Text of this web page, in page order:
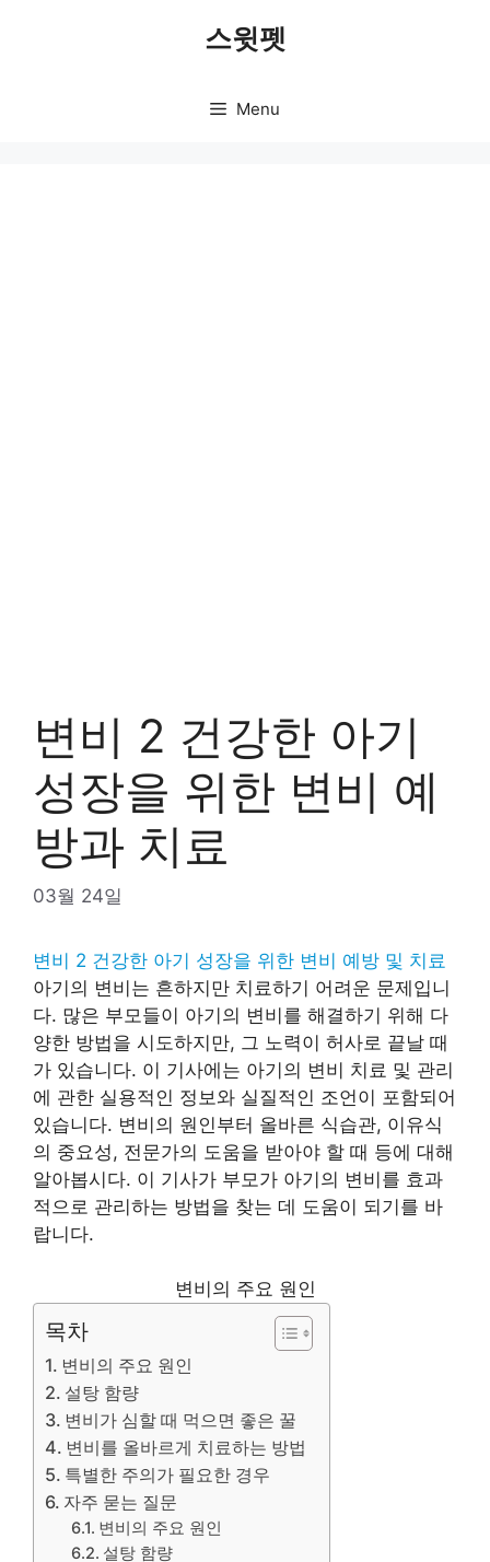
스윗펫
Menu
변비 2 건강한 아기
성장을 위한 변비 예
방과 치료
03월 24일
변비 2 건강한 아기 성장을 위한 변비 예방 및 치료
아기의 변비는 흔하지만 치료하기 어려운 문제입니
다. 많은 부모들이 아기의 변비를 해결하기 위해 다
양한 방법을 시도하지만, 그 노력이 허사로 끝날 때
가 있습니다. 이 기사에는 아기의 변비 치료 및 관리
에 관한 실용적인 정보와 실질적인 조언이 포함되어
있습니다. 변비의 원인부터 올바른 식습관, 이유식
의 중요성, 전문가의 도움을 받아야 할 때 등에 대해
알아봅시다. 이 기사가 부모가 아기의 변비를 효과
적으로 관리하는 방법을 찾는 데 도움이 되기를 바
랍니다.
변비의 주요 원인
목차
변비의 주요 원인
설탕 함량
변비가 심할 때 먹으면 좋은 꿀
변비를 올바르게 치료하는 방법
특별한 주의가 필요한 경우
자주 묻는 질문
변비의 주요 원인
설탕 함량